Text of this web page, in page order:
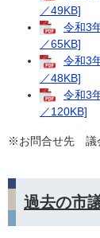
／49KB]
令和3
／65KB]
令和3
／48KB]
令和3
／120KB]
※お問合せ先 議
過去の市